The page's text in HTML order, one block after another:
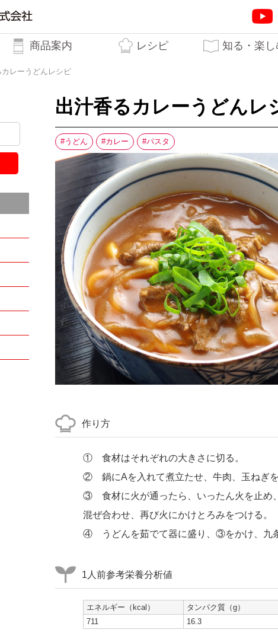
テーオ 商品案内 レシピ 知る・楽し
カレーうどんレシピ
出汁香るカレーうどんレ
うどん カレー パスタ
作り方
① 食材はそれぞれの大きさに切る。
② 鍋にAを入れて煮立たせ、牛肉、玉ねぎを
③ 食材に火が通ったら、いったん火を止め
混ぜ合わせ、再び火にかけとろみをつける。
④ うどんを茹でて器に盛り、③をかけ、九条
1人前参考栄養分析値
エネルギー（kcal） タンパク質（g）
711
16.3